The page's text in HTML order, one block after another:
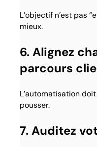
L’objectif n’est pas
mieux.
6. Alignez
parcours
L’automatisation
pousser.
7. Auditez